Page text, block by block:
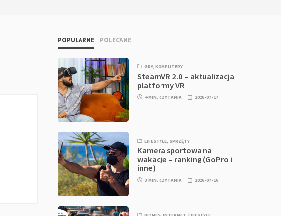
POPULARNE POLECANE
GRY,KOMPUTERY
SteamVR 2.0 – aktualizacja
platformy VR
4 MIN. CZYTANIA 2026-07-17
LIFESTYLE, SPRZĘTY
Kamera sportowa na
wakacje – ranking (GoPro i
inne)
3 MIN. CZYTANIA 2026-07-16